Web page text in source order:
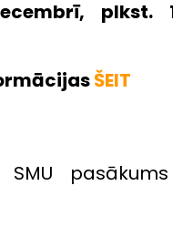
plkst.
ŠEIT
SMU